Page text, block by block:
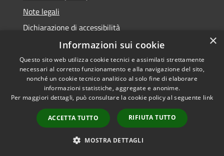
Note legali
Dichiarazione di accessibilità
Accessibilità
Privacy
Mappa del sito
Copyright © 2026 • Comune di
Uras • Powered by
Municipium•Accesso
redazione
×
Informazioni sui cookie
Questo sito web utilizza cookie tecnici e assimilati strettamente
necessari al corretto funzionamento e alla navigazione del sito,
nonché un cookie tecnico analitico al solo fine di elaborare
informazioni statistiche, aggregate e anonime.
Per maggiori dettagli, può consultare la cookie policy al seguente link
ACCETTA TUTTO RIFIUTA TUTTO
MOSTRA DETTAGLI